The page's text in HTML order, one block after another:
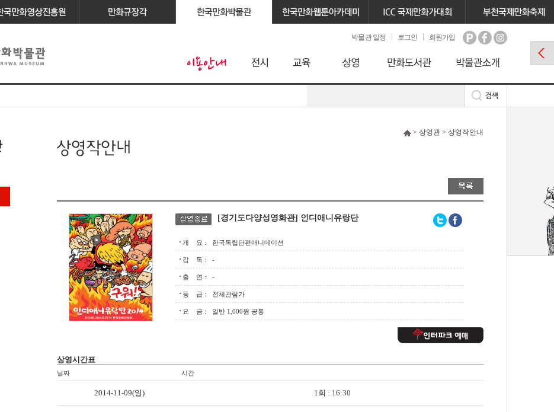
박물관 일정 로그인 회원가입
> 상영관 > 상영작안내
[경기도다양성영화관] 인디애니유랑단
개 요 : 한국독립단편애니메이션
감 독 : -
출 연 : -
등 급 : 전체관람가
요 금 : 일반 1,000원 공통
상영시간표
날짜 시간
2014-11-09(일) 1회 : 16:30